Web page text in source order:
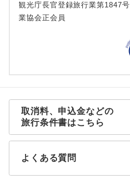
観光庁長官登録旅行業第1847
業協会正会員
取消料、申込金などの
旅行条件書はこちら
よくある質問